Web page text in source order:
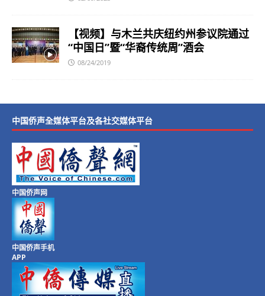
【视频】与木兰共庆纽约州参议院通过
“中国日”暨“华裔传统周”酒会
08/24/2019
中国侨声全媒体平台及各社交媒体平台
中国侨声网
中国侨声手机
APP